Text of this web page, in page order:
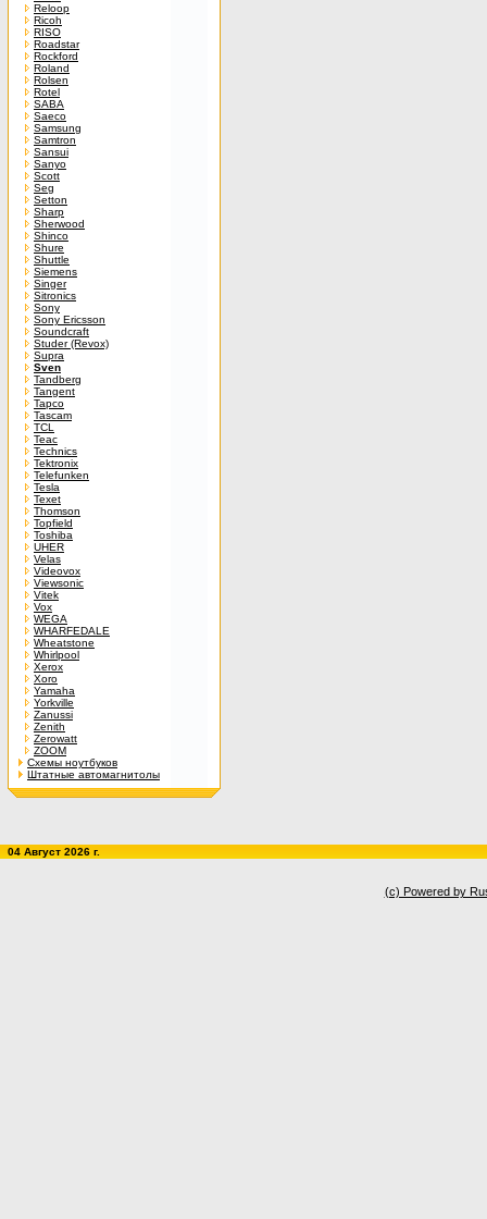
Reloop
Ricoh
RISO
Roadstar
Rockford
Roland
Rolsen
Rotel
SABA
Saeco
Samsung
Samtron
Sansui
Sanyo
Scott
Seg
Setton
Sharp
Sherwood
Shinco
Shure
Shuttle
Siemens
Singer
Sitronics
Sony
Sony Ericsson
Soundcraft
Studer (Revox)
Supra
Sven
Tandberg
Tangent
Tapco
Tascam
TCL
Teac
Technics
Tektronix
Telefunken
Tesla
Texet
Thomson
Topfield
Toshiba
UHER
Velas
Videovox
Viewsonic
Vitek
Vox
WEGA
WHARFEDALE
Wheatstone
Whirlpool
Xerox
Xoro
Yamaha
Yorkville
Zanussi
Zenith
Zerowatt
ZOOM
Схемы ноутбуков
Штатные автомагнитолы
04 Август 2026 г.
(c) Powered by